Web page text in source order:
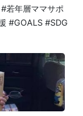
若年層ママサポ
#GOALS #SDG